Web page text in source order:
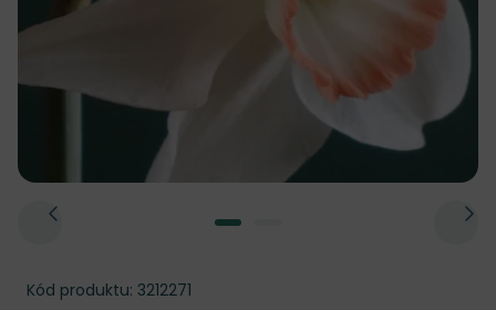
Kód produktu: 3212271